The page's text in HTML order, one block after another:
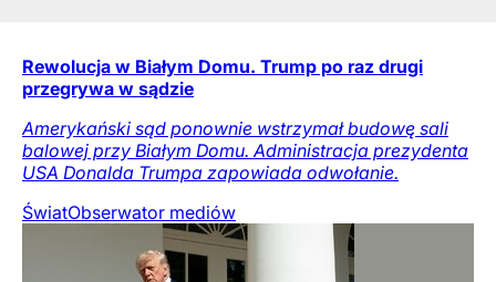
Rewolucja w Białym Domu. Trump po raz drugi
przegrywa w sądzie
Amerykański sąd ponownie wstrzymał budowę sali
balowej przy Białym Domu. Administracja prezydenta
USA Donalda Trumpa zapowiada odwołanie.
ŚwiatObserwator mediów